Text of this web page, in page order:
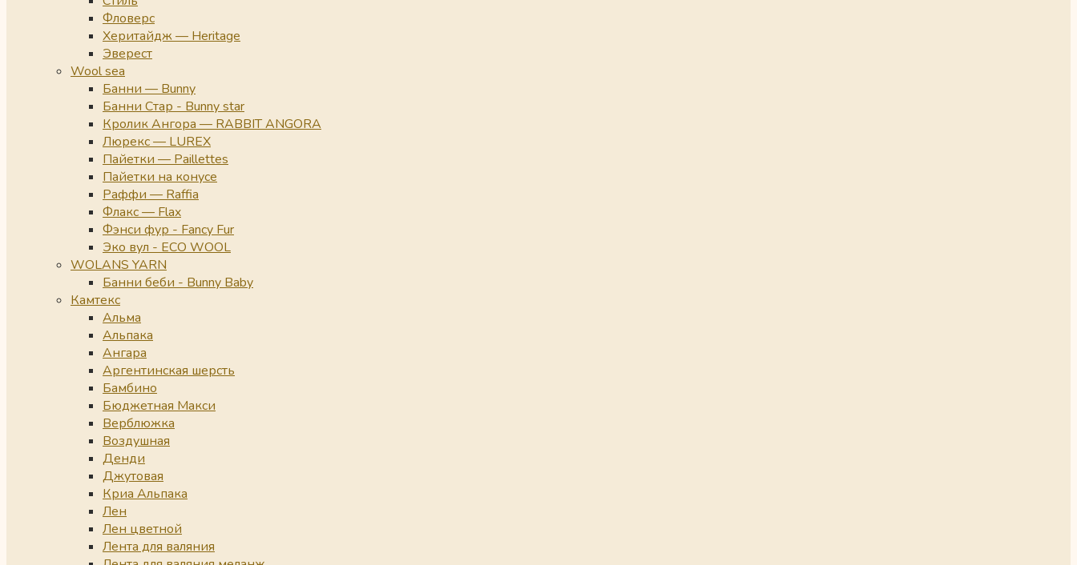
Фловерс
Херитайдж — Heritage
Эверест
Wool sea
Банни — Bunny
Банни Стар - Bunny star
Кролик Ангора — RABBIT ANGORA
Люрекс — LUREX
Пайетки — Paillettes
Пайетки на конусе
Раффи — Raffia
Флакс — Flax
Фэнси фур - Fancy Fur
Эко вул - ECO WOOL
WOLANS YARN
Банни беби - Bunny Baby
Камтекс
Альма
Альпака
Ангара
Аргентинская шерсть
Бамбино
Бюджетная Макси
Верблюжка
Воздушная
Денди
Джутовая
Криа Альпака
Лен
Лен цветной
Лента для валяния